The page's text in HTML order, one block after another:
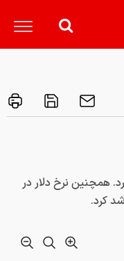
همچنین نرخ دلار در
کرد.